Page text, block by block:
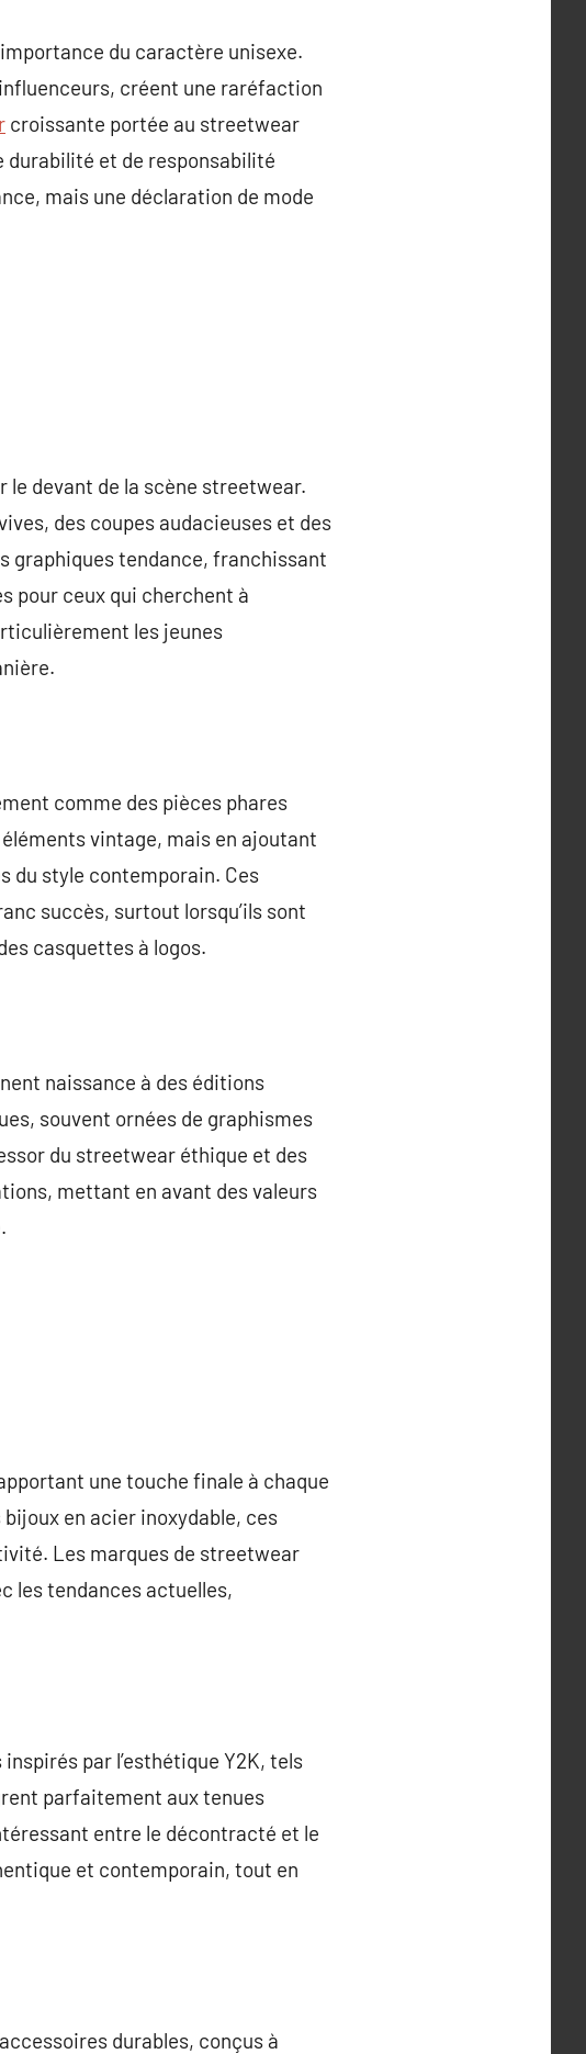
du caractère unisexe.
créent une raréfaction
croissante portée au streetwear
durabilité et de responsabilité
mais une déclaration de mode
le devant de la scène streetwear.
des coupes audacieuses et des
graphiques tendance, franchissant
pour ceux qui cherchent à
les jeunes
comme des pièces phares
vintage, mais en ajoutant
du style contemporain. Ces
succès, surtout lorsqu’ils sont
casquettes à logos.
naissance à des éditions
souvent ornées de graphismes
du streetwear éthique et des
mettant en avant des valeurs
une touche finale à chaque
en acier inoxydable, ces
Les marques de streetwear
les tendances actuelles,
par l’esthétique Y2K, tels
parfaitement aux tenues
entre le décontracté et le
et contemporain, tout en
durables, conçus à